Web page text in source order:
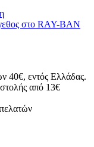
στο RAY-BAN
40€, εντός Ελλάδας.
από 13€